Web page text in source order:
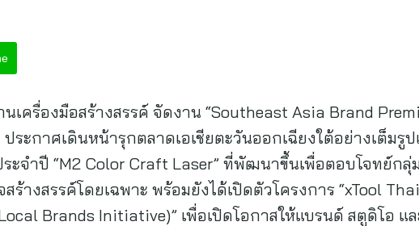
นเครื่องมือสร้างสรรค์ จัดงาน “Southeast Asia Brand
ระกาศเดินหน้ารุกตลาดเอเชียตะวันออกเฉียงใต้อย่างเต็มรู
ระจำปี “M2 Color Craft Laser” ที่พัฒนาขึ้นเพื่อตอบโจทย์กลุ่
างสรรค์โดยเฉพาะ พร้อมยังได้เปิดตัวโครงการ “xTool
Brands Initiative)” เพื่อเปิดโอกาสให้แบรนด์ สตูดิโอ แ